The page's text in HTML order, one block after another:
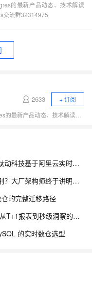
的最新产品动态、技术解读
交流群32314975
2633
+ 订阅
分链路差异化设计的DSP准实时数仓｜钛动科技基于阿里云实时计算 Flink 版 + DLF Paimon + EMR Serverless StarRocks 的实践
传统数仓、实时数仓、云数仓有什么区别？大厂架构师终于讲明白了
的完整迁移路径
Hologres + Flink 实时OLAP分析实战：从T+1报表到秒级洞察的数据平台
的实时数仓选型